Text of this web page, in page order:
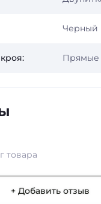
Черный
Прямые
товара
+ Добавить отзыв